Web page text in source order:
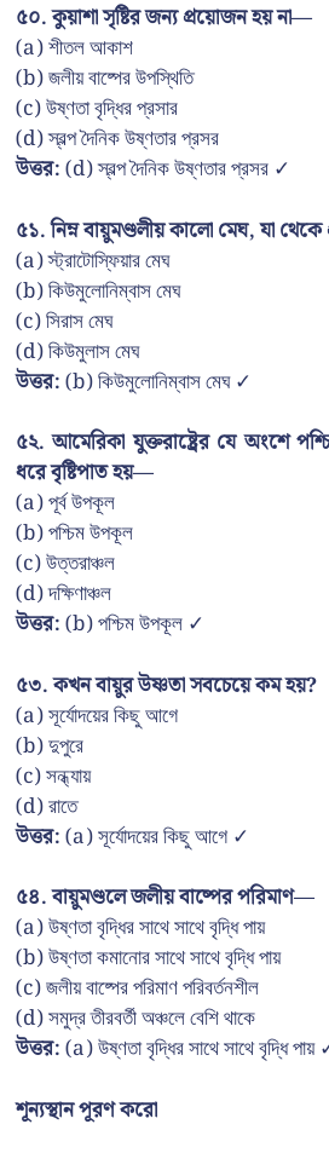
৫০. কুয়াশা সৃষ্টির জন্য প্রয়োজন হয় না—
(a) শীতল আকাশ
(b) জলীয় বাষ্পের উপস্থিতি
(c) উষ্ণতা বৃদ্ধির প্রসার
(d) স্বল্প দৈনিক উষ্ণতার প্রসর
উত্তর:(d) স্বল্প দৈনিক উষ্ণতার প্রসর ✓
৫১. নিম্ন বায়ুমণ্ডলীয় কালো মেঘ, যা থেকে
(a) স্ট্রাটোস্ফিয়ার মেঘ
(b) কিউমুলোনিম্বাস মেঘ
(c) সিরাস মেঘ
(d) কিউমুলাস মেঘ
উত্তর:(b) কিউমুলোনিম্বাস মেঘ ✓
৫২. আমেরিকা যুক্তরাষ্ট্রের যে অংশে
ধরে বৃষ্টিপাত হয়—
(a) পূর্ব উপকূল
(b) পশ্চিম উপকূল
(c) উত্তরাঞ্চল
(d) দক্ষিণাঞ্চল
উত্তর:(b) পশ্চিম উপকূল ✓
৫৩. কখন বায়ুর উষ্ণতা সবচেয়ে কম হয়?
(a) সূর্যোদয়ের কিছু আগে
(b) দুপুরে
(c) সন্ধ্যায়
(d) রাতে
উত্তর:(a) সূর্যোদয়ের কিছু আগে ✓
৫৪. বায়ুমণ্ডলে জলীয় বাষ্পের পরিমাণ—
(a) উষ্ণতা বৃদ্ধির সাথে সাথে বৃদ্ধি পায়
(b) উষ্ণতা কমানোর সাথে সাথে বৃদ্ধি পায়
(c) জলীয় বাষ্পের পরিমাণ পরিবর্তনশীল
(d) সমুদ্র তীরবর্তী অঞ্চলে বেশি থাকে
উত্তর:(a) উষ্ণতা বৃদ্ধির সাথে সাথে বৃদ্ধি পায়
শূন্যস্থান পূরণ করো